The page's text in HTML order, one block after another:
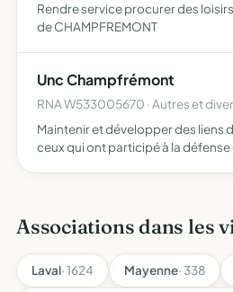
Rendre service procurer des
de CHAMPFREMONT
Unc Champfrémont
RNA W533005670 · Autres et
Maintenir et développer des liens
ceux qui ont participé à la
Associations dans les
Laval· 1624 Mayenne· 338